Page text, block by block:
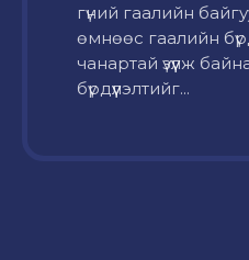
гүний гаалийн
өмнөөс гаалийн
чанартай үзүүлж
бүрдүүлэлтийг...